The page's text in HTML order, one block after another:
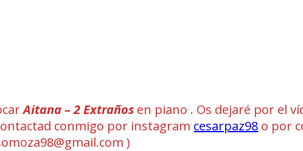
Aitana – 2 Extraños en piano . Os dejaré por el
conmigo por instagram cesarpaz98 o por
)